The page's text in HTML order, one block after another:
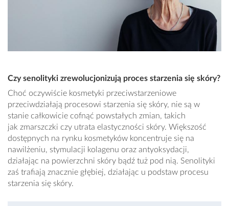
Czy senolityki zrewolucjonizują proces starzenia się skóry?
Choć oczywiście kosmetyki przeciwstarzeniowe
przeciwdziałają procesowi starzenia się skóry, nie są w
stanie całkowicie cofnąć powstałych zmian, takich
jak zmarszczki czy utrata elastyczności skóry. Większość
dostępnych na rynku kosmetyków koncentruje się na
nawilżeniu, stymulacji kolagenu oraz antyoksydacji,
działając na powierzchni skóry bądź tuż pod nią. Senolityki
zaś trafiają znacznie głębiej, działając u podstaw procesu
starzenia się skóry.